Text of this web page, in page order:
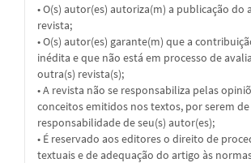
• O(s) autor(es) autoriza(m) a publicação do
revista;
• O(s) autor(es) garante(m) que a
inédita e que não está em processo de
outra(s) revista(s);
• A revista não se responsabiliza pelas
conceitos emitidos nos textos, por serem
responsabilidade de seu(s) autor(es);
• É reservado aos editores o direito de
textuais e de adequação do artigo às